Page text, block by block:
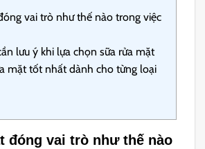
vai trò như thế nào trong việc
lưu ý khi lựa chọn sữa rửa mặt
mặt tốt nhất dành cho từng loại
đóng vai trò như thế nào